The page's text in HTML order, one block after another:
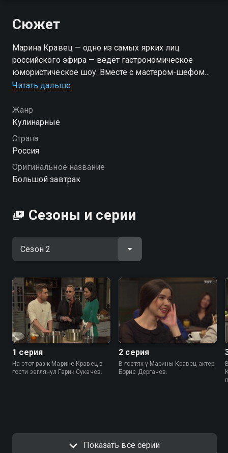
Сюжет
Марина Кравец — одно из самых ярких лиц
российского эфира — ведёт гастрономическое
юмористическое шоу. Вместе с мастером-шефом
Артемом Лосевым она создаёт утончённые
самых свежих событиях их жизни. «Большой
завтрак» — смотрите онлайн в хорошем качестве.
Посмотреть онлайн 2 сезон сериала Большой
хорошем HD качестве на Смотрёшке
Читать дальше
Жанр
Кулинарные
Страна
Россия
Оригинальное название
Большой завтрак
Сезоны и серии
1 серия
На этот раз к Марине Кравец в
гости заглянул Гарик Сукачев.
2 серия
В гостях у Марины Кравец актер
Борис Дергачев.
Показать все серии